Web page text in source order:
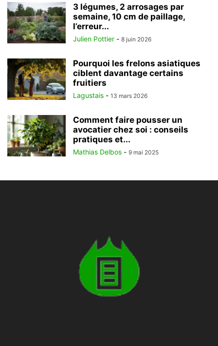
3 légumes, 2 arrosages par
semaine, 10 cm de paillage,
l’erreur...
Julien Pottier - 8 juin 2026
Pourquoi les frelons asiatiques
ciblent davantage certains
fruitiers
Lagustais - 13 mars 2026
Comment faire pousser un
avocatier chez soi : conseils
pratiques et...
Mathias Delbos - 9 mai 2025